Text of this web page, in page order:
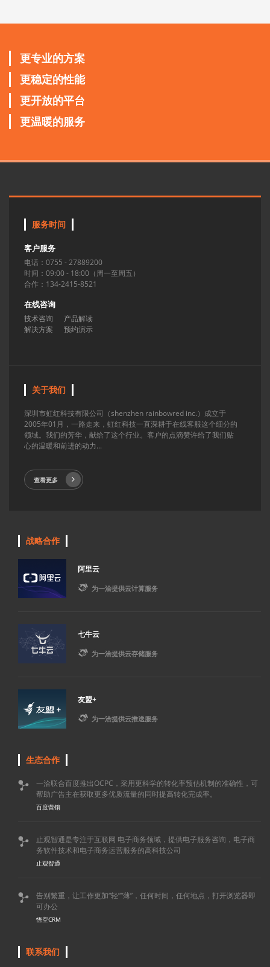
更专业的方案
更稳定的性能
更开放的平台
更温暖的服务
服务时间
客户服务
电话：0755 - 27889200
时间：09:00 - 18:00（周一至周五）
合作：134-2415-8521
在线咨询
技术咨询
产品解读
解决方案
预约演示
关于我们
深圳市虹红科技有限公司（shenzhen rainbowred inc.）成立于
2005年01月，一路走来，虹红科技一直深耕于在线客服这个细分的
领域。我们的芳华，献给了这个行业。客户的点滴赞许给了我们贴
心的温暖和前进的动力...
查看更多
战略合作
阿里云
 为一洽提供云计算服务
七牛云
 为一洽提供云存储服务
友盟+
 为一洽提供云推送服务
生态合作

一洽联合百度推出OCPC，采用更科学的转化率预估机制的准确性，可
帮助广告主在获取更多优质流量的同时提高转化完成率。
百度营销

止观智通是专注于互联网 电子商务领域，提供电子服务咨询，电子商
务软件技术和电子商务运营服务的高科技公司
止观智通

告别繁重，让工作更加“轻”“薄”，任何时间，任何地点，打开浏览器即
可办公
悟空CRM
联系我们